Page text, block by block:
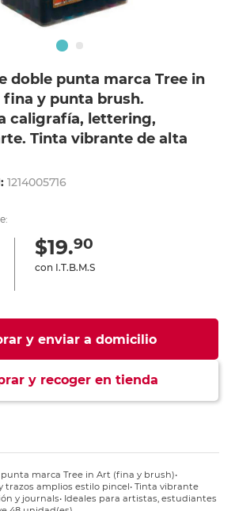
doble punta marca Tree in
y punta brush.
caligrafía, lettering,
Tinta vibrante de alta
1214005716
$19.90
con I.T.B.M.S
y enviar a domicilio
y recoger en tienda
marca Tree in Art (fina y brush)•
trazos amplios estilo pincel• Tinta vibrante
y journals• Ideales para artistas, estudiantes